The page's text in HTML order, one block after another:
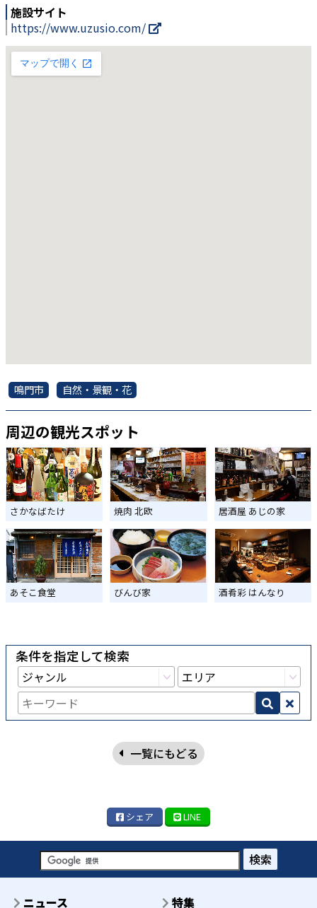
施設サイト
https://www.uzusio.com/
鳴門市 自然・景観・花
周辺の観光スポット
さかなばたけ 焼肉 北欧 居酒屋 あじの家
あそこ食堂 びんび家 酒肴彩 はんなり
条件を指定して検索
一覧にもどる
シェア LINE
検索
ニュース 特集